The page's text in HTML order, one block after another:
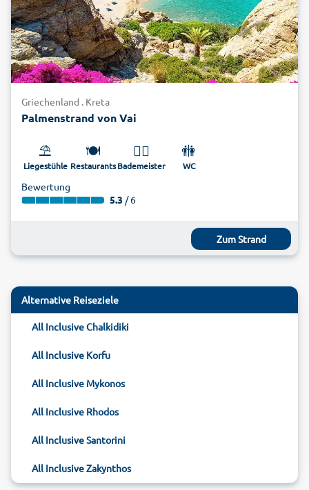
Griechenland . Kreta
Palmenstrand von Vai
⛱️
Liegestühle
🍽️
Restaurants
🏊‍♂️
Bademeister
🚻
WC
Bewertung
5.3 / 6
Zum Strand
Alternative Reiseziele
All Inclusive Chalkidiki
All Inclusive Korfu
All Inclusive Mykonos
All Inclusive Rhodos
All Inclusive Santorini
All Inclusive Zakynthos